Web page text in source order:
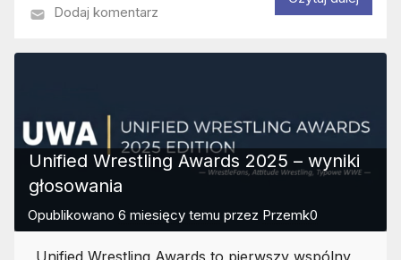
Dodaj komentarz
Unified Wrestling Awards 2025 – wyniki
głosowania
Opublikowano 6 miesięcy temu przez Przemk0